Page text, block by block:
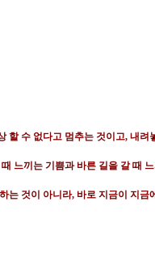
할 수 없다고 멈추는 것이고, 내려
느끼는 기쁨과 바른 길을 갈 때
는 것이 아니라, 바로 지금이 지금